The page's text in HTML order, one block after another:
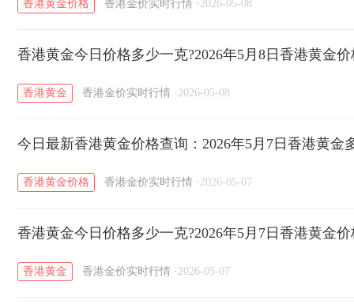
香港黄金价格 香港金价实时行情 · 2026-05-08
香港黄金今日价格多少一克?2026年5月8日香港黄金
香港黄金 香港金价实时行情 · 2026-05-08
今日最新香港黄金价格查询：2026年5月7日香港黄金
香港黄金价格 香港金价实时行情 · 2026-05-07
香港黄金今日价格多少一克?2026年5月7日香港黄金
香港黄金 香港金价实时行情 · 2026-05-07